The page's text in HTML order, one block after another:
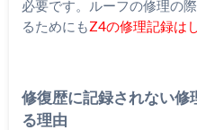
必要です。ルーフの修理の
るためにもZ4の修理記録は
修復歴に記録されない修
る理由